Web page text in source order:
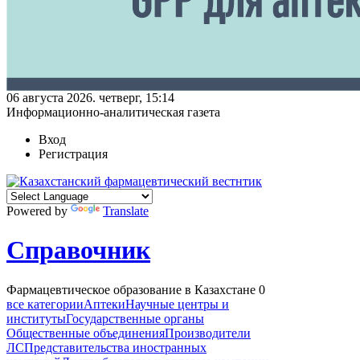
06 августа 2026. четверг, 15:14
Информационно-аналитическая газета
Вход
Регистрация
Powered by Translate
Справочник
Фармацевтическое образование в Казахстане 0
все категорииАптекиНаучные центры и
институтыГосударственные органы
Общественные объединенияПроизводители
ЛСПредставительства иностранных